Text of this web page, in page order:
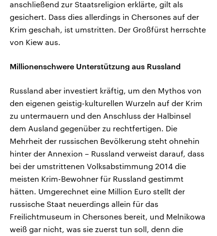
anschließend zur Staatsreligion erklärte, gilt als
gesichert. Dass dies allerdings in Chersones auf der
Krim geschah, ist umstritten. Der Großfürst herrschte
von Kiew aus.
Millionenschwere Unterstützung aus Russland
Russland aber investiert kräftig, um den Mythos von
den eigenen geistig-kulturellen Wurzeln auf der Krim
zu untermauern und den Anschluss der Halbinsel
dem Ausland gegenüber zu rechtfertigen. Die
Mehrheit der russischen Bevölkerung steht ohnehin
hinter der Annexion – Russland verweist darauf, dass
bei der umstrittenen Volksabstimmung 2014 die
meisten Krim-Bewohner für Russland gestimmt
hätten. Umgerechnet eine Million Euro stellt der
russische Staat neuerdings allein für das
Freilichtmuseum in Chersones bereit, und Melnikowa
weiß gar nicht, was sie zuerst tun soll, denn die